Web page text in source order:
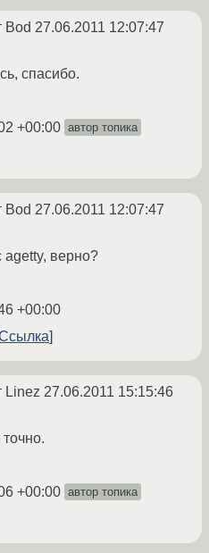
Bod 27.06.2011 12:07:47
спасибо.
+00:00 автор топика
Bod 27.06.2011 12:07:47
agetty, верно?
+00:00
Linez 27.06.2011 15:15:46
+00:00 автор топика